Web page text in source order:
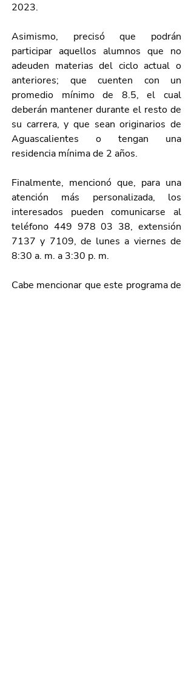
2023.
Asimismo, precisó que podrán
participar aquellos alumnos que no
adeuden materias del ciclo actual o
anteriores; que cuenten con un
promedio mínimo de 8.5, el cual
deberán mantener durante el resto de
su carrera, y que sean originarios de
Aguascalientes o tengan una
residencia mínima de 2 años.
Finalmente, mencionó que, para una
atención más personalizada, los
interesados pueden comunicarse al
teléfono 449 978 03 38, extensión
7137 y 7109, de lunes a viernes de
8:30 a. m. a 3:30 p. m.
Cabe mencionar que este programa de